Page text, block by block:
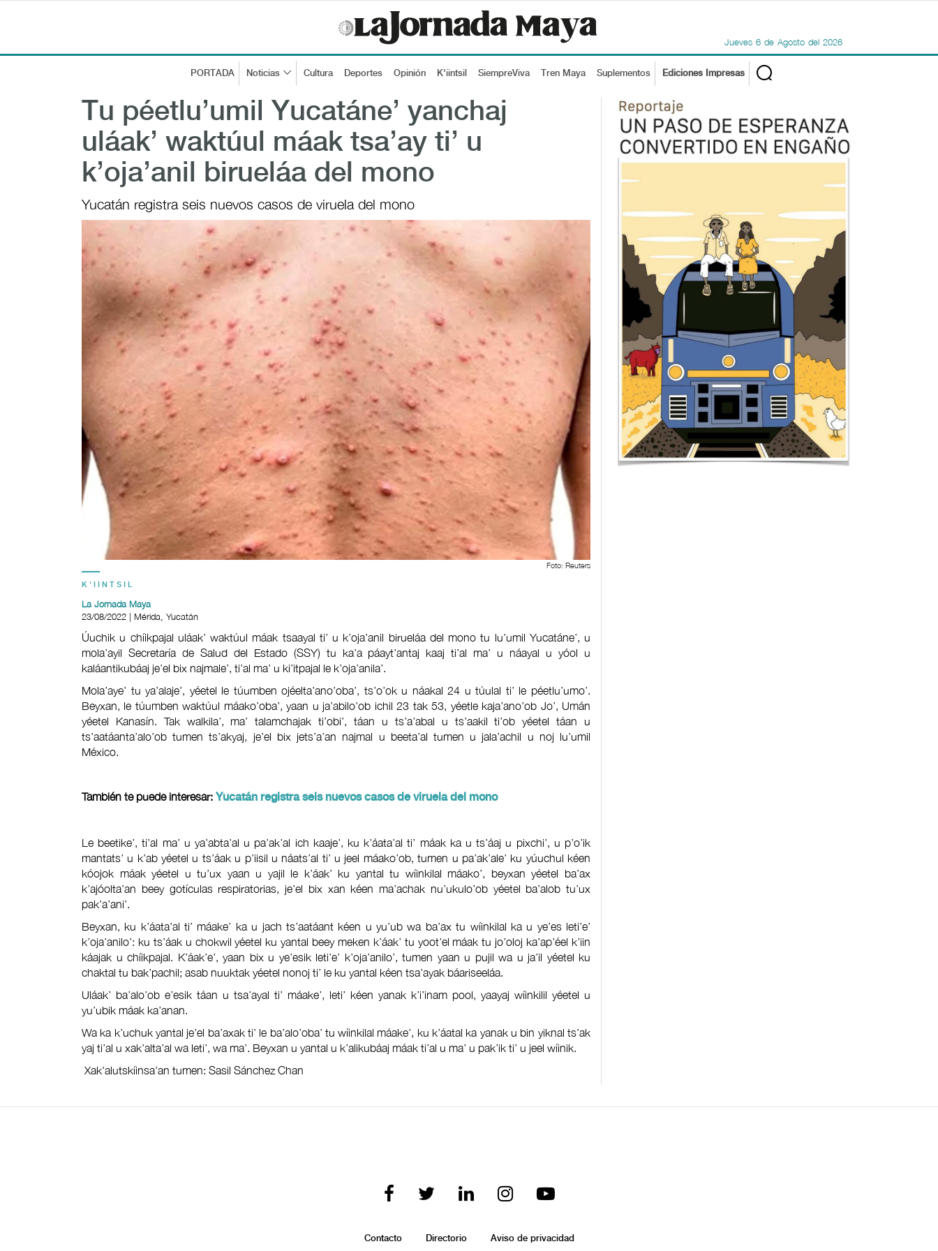
Jueves 6 de Agosto del 2026
PORTADA Noticias Cultura Deportes Opinión K'iintsil SiempreViva Tren Maya Suplementos Ediciones Impresas
Tu péetlu’umil Yucatáne’ yanchaj
uláak’ waktúul máak tsa’ay ti’ u
k’oja’anil birueláa del mono
Yucatán registra seis nuevos casos de viruela del mono
Foto: Reuters
K'IINTSIL
La Jornada Maya
23/08/2022 | Mérida, Yucatán
Úuchik u chíikpajal uláak’ waktúul máak tsaayal ti’ u k’oja’anil birueláa del mono tu lu’umil Yucatáne’, u
mola’ayil Secretaría de Salud del Estado (SSY) tu ka’a páayt’antaj kaaj ti’al ma’ u náayal u yóol u
kaláantikubáaj je’el bix najmale’, ti’al ma’ u ki’itpajal le k’oja’anila’.
Mola’aye’ tu ya’alaje’, yéetel le túumben ojéelta’ano’oba’, ts’o’ok u náakal 24 u túulal ti’ le péetlu’umo’.
Beyxan, le túumben waktúul máako’oba’, yaan u ja’abilo’ob ichil 23 tak 53, yéetle kaja’ano’ob Jo’, Umán
yéetel Kanasín. Tak walkila’, ma’ talamchajak ti’obi’, táan u ts’a’abal u ts’aakil ti’ob yéetel táan u
ts’aatáanta’alo’ob tumen ts’akyaj, je’el bix jets’a’an najmal u beeta’al tumen u jala’achil u noj lu’umil
México.
También te puede interesar: Yucatán registra seis nuevos casos de viruela del mono
Le beetike’, ti’al ma’ u ya’abta’al u pa’ak’al ich kaaje’, ku k’áata’al ti’ máak ka u ts’áaj u pixchi’, u p’o’ik
mantats’ u k’ab yéetel u ts’áak u p’iisil u náats’al ti’ u jeel máako’ob, tumen u pa’ak’ale’ ku yúuchul kéen
kóojok máak yéetel u tu’ux yaan u yajil le k’áak’ ku yantal tu wíinkilal máako’, beyxan yéetel ba’ax
k’ajóolta’an beey gotículas respiratorias, je’el bix xan kéen ma’achak nu’ukulo’ob yéetel ba’alob tu’ux
pak’a’ani’.
Beyxan, ku k’áata’al ti’ máake’ ka u jach ts’aatáant kéen u yu’ub wa ba’ax tu wíinkilal ka u ye’es leti’e’
k’oja’anilo’: ku ts’áak u chokwil yéetel ku yantal beey meken k’áak’ tu yoot’el máak tu jo’oloj ka’ap’éel k’iin
káajak u chíikpajal. K’áak’e’, yaan bix u ye’esik leti’e’ k’oja’anilo’, tumen yaan u pujil wa u ja’il yéetel ku
chaktal tu bak’pachil; asab nuuktak yéetel nonoj ti’ le ku yantal kéen tsa’ayak báariseeláa.
Uláak’ ba’alo’ob e’esik táan u tsa’ayal ti’ máake’, leti’ kéen yanak k’i’inam pool, yaayaj wíinkilil yéetel u
yu’ubik máak ka’anan.
Wa ka k’uchuk yantal je’el ba’axak ti’ le ba’alo’oba’ tu wíinkilal máake’, ku k’áatal ka yanak u bin yiknal ts’ak
yaj ti’al u xak’alta’al wa leti’, wa ma’. Beyxan u yantal u k’alikubáaj máak ti’al u ma’ u pak’ik ti’ u jeel wíinik.
Xak'alutskíinsa'an tumen: Sasil Sánchez Chan
Contacto Directorio Aviso de privacidad